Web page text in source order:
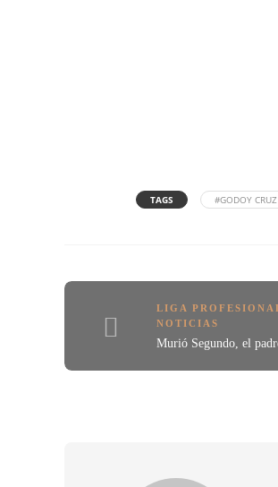
TAGS #GODOY CRUZ
LIGA
NOTICIAS
Murió Segundo, el